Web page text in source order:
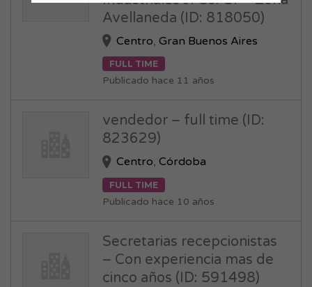
Avellaneda (ID: 818050)
Centro,Gran Buenos Aires
FULL TIME
Publicado hace 11 años
vendedor – full time (ID:
823629)
Centro,Córdoba
FULL TIME
Publicado hace 10 años
Secretarias recepcionistas
– Con experiencia mas de
cinco años (ID: 591498)